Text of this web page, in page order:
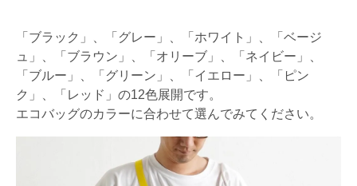
「ブラック」、「グレー」、「ホワイト」、「ベージ
ュ」、「ブラウン」、「オリーブ」、「ネイビー」、
「ブルー」、「グリーン」、「イエロー」、「ピン
ク」、「レッド」の12色展開です。
エコバッグのカラーに合わせて選んでみてください。